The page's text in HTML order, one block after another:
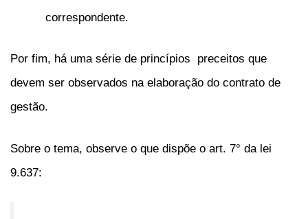
correspondente.
Por fim, há uma série de princípios preceitos que
devem ser observados na elaboração do contrato de
gestão.
Sobre o tema, observe o que dispõe o art. 7° da lei
9.637: